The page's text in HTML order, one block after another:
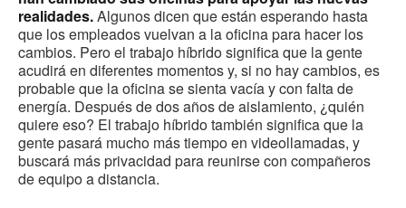
realidades.Algunos dicen que están esperando hasta
que los empleados vuelvan a la oficina para hacer los
cambios. Pero el trabajo híbrido significa que la gente
acudirá en diferentes momentos y, si no hay cambios, es
probable que la oficina se sienta vacía y con falta de
energía. Después de dos años de aislamiento, ¿quién
quiere eso? El trabajo híbrido también significa que la
gente pasará mucho más tiempo en videollamadas, y
buscará más privacidad para reunirse con compañeros
de equipo a distancia.